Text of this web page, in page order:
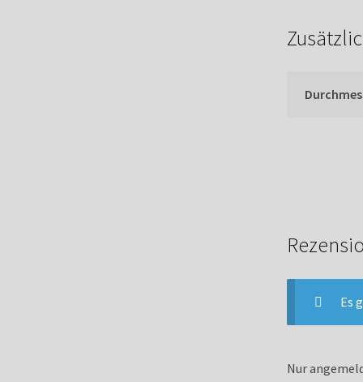
Es
Nur